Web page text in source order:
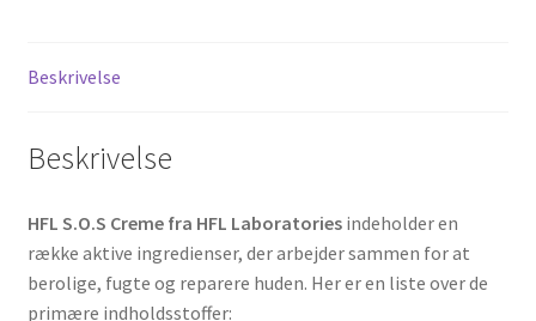
Beskrivelse
Beskrivelse
HFL S.O.S Creme fra HFL Laboratoriesindeholder en
række aktive ingredienser, der arbejder sammen for at
berolige, fugte og reparere huden. Her er en liste over de
primære indholdsstoffer: